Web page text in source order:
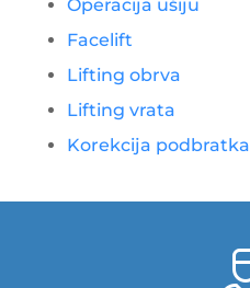
Operacija ušiju
Facelift
Lifting obrva
Lifting vrata
Korekcija podbratka